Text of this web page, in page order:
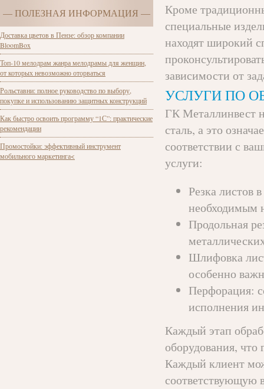
— ПОЛЕЗНАЯ ИНФОРМАЦИЯ —
Доставка цветов в Пензе: обзор компании
BloomBox
Топ-10 мелодрам жанра мелодрамы для женщин,
от которых невозможно оторваться
Рольставни: полное руководство по выбору,
покупке и использованию защитных конструкций
Как быстро освоить программу “1С”: практические
рекомендации
Промостойки: эффективный инструмент
мобильного маркетинга<
Кроме
специальные
находят широкий
зависимости от
УСЛУГИ ПО
ГК Металлинвест
сталь, а это
соответствии с
услуги:
Резка листов
необходимым
Продольная
Шлифовка
особенно
Перфорация:
исполнения
Каждый этап
оборудования, что
Каждый клиент
соответствующую